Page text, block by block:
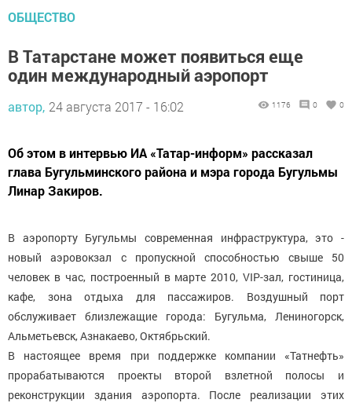
ОБЩЕСТВО
В Татарстане может появиться еще
один международный аэропорт
автор, 24 августа 2017 - 16:02 1176 0 0
Об этом в интервью ИА «Татар-информ» рассказал
глава Бугульминского района и мэра города Бугульмы
Линар Закиров.
В аэропорту Бугульмы современная инфраструктура, это -
новый аэровокзал с пропускной способностью свыше 50
человек в час, построенный в марте 2010, VIP-зал, гостиница,
кафе, зона отдыха для пассажиров. Воздушный порт
обслуживает близлежащие города: Бугульма, Лениногорск,
Альметьевск, Азнакаево, Октябрьский.
В настоящее время при поддержке компании «Татнефть»
прорабатываются проекты второй взлетной полосы и
реконструкции здания аэропорта. После реализации этих